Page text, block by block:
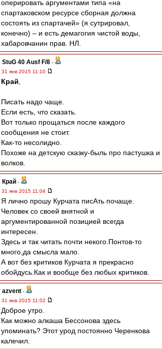
оперировать аргументами типа «на
спартаковском ресурсе сборная должна
состоять из спартачей» (я сутрировал,
конечно) – и есть демагогия чистой воды,
хабаровчанин прав. НЛ.
StuG 40 Ausf F/8 -
31 янв 2015 11:10
Край
Писать надо чаще.
Если есть, что сказать.
Вот только прощаться после каждого
сообщения не стоит.
Как-то несолидно.
Похоже на детскую сказку-быль про пастушка и
волков.
Край -
31 янв 2015 11:04
Я лично прошу Курчата писАть почаще.
Человек со своей внятной и
аргументированной позицией всегда
интересен.
Здесь и так читать почти некого.Понтов-то
много,да смысла мало.
А вот без критиков Курчата я прекрасно
обойдусь.Как и вообще без любых критиков.
azvent -
31 янв 2015 11:02
Доброе утро.
Как можно алкаша Бессонова здесь
упоминать? Этот урод постоянно Черенкова
калечил.